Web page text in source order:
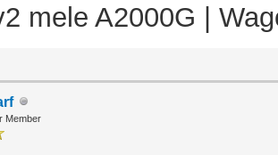
mele A2000G |
Member